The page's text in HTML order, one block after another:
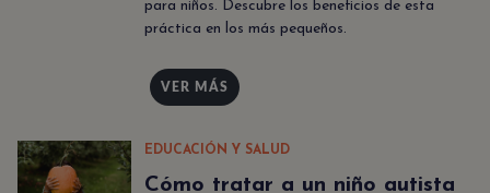
para niños. Descubre los beneficios de esta
práctica en los más pequeños.
VER MÁS
EDUCACIÓN Y SALUD
Cómo tratar a un niño autista